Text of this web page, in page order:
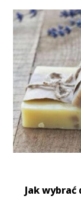
Jak wybrać